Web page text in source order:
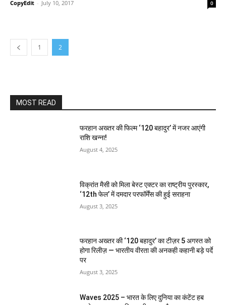
CopyEdit - July 10, 2017 0
1 2
MOST READ
फरहान अख्तर की फिल्म ‘120 बहादुर’ में नजर आएंगी
राशि खन्ना!
August 4, 2025
विक्रांत मैसी को मिला बेस्ट एक्टर का राष्ट्रीय पुरस्कार,
‘12th फेल’ में दमदार परफॉर्मेंस की हुई सराहना
August 3, 2025
फरहान अख्तर की ‘120 बहादुर’ का टीज़र 5 अगस्त को
होगा रिलीज़ — भारतीय वीरता की अनकही कहानी बड़े पर्दे
पर
August 3, 2025
Waves 2025 – भारत के लिए दुनिया का कंटेंट हब